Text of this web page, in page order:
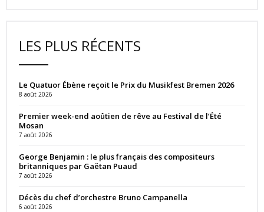
LES PLUS RÉCENTS
Le Quatuor Ébène reçoit le Prix du Musikfest Bremen 2026
8 août 2026
Premier week-end aoûtien de rêve au Festival de l’Été
Mosan
7 août 2026
George Benjamin : le plus français des compositeurs
britanniques par Gaëtan Puaud
7 août 2026
Décès du chef d’orchestre Bruno Campanella
6 août 2026